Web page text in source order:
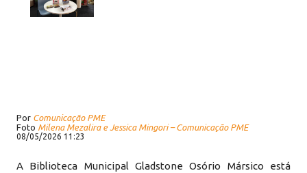
Por Comunicação PME
Foto Milena Mezalira e Jessica Mingori – Comunicação PME
08/05/2026 11:23
A Biblioteca Municipal Gladstone Osório Mársico está